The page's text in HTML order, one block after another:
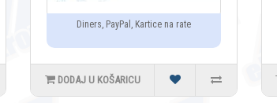
Diners, PayPal, Kartice na rate
DODAJ U KOŠARICU